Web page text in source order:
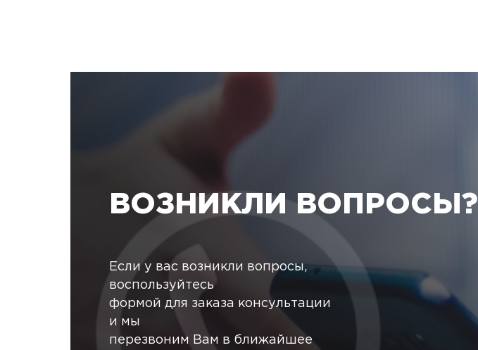
ВОЗНИКЛИ ВОПРОСЫ?
Если у вас возникли вопросы,
воспользуйтесь
формой для заказа консультации
и мы
перезвоним Вам в ближайшее